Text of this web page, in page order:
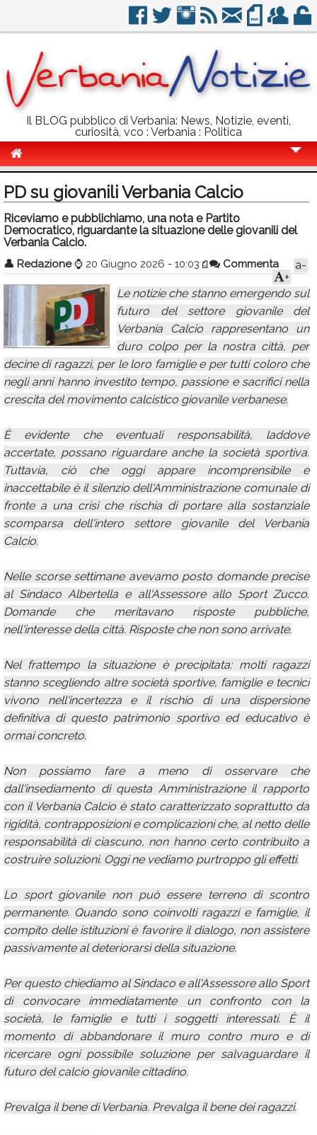
Il BLOG pubblico di Verbania: News, Notizie, eventi,
curiosità, vco : Verbania : Politica
Politica
Sport
Eventi
Info Utili
Rubriche
Calendario
Annunci
PD su giovanili Verbania Calcio
Riceviamo e pubblichiamo, una nota e Partito
Democratico, riguardante la situazione delle giovanili del
Verbania Calcio.
👤 Redazione ⌚ 20 Giugno 2026 - 10:03 Commenta
a-
+
Le notizie che stanno emergendo sul
futuro del settore giovanile del
Verbania Calcio rappresentano un
duro colpo per la nostra città, per
decine di ragazzi, per le loro famiglie e per tutti coloro che
negli anni hanno investito tempo, passione e sacrifici nella
crescita del movimento calcistico giovanile verbanese.
È evidente che eventuali responsabilità, laddove
accertate, possano riguardare anche la società sportiva.
Tuttavia, ciò che oggi appare incomprensibile e
inaccettabile è il silenzio dell'Amministrazione comunale di
fronte a una crisi che rischia di portare alla sostanziale
scomparsa dell'intero settore giovanile del Verbania
Calcio.
Nelle scorse settimane avevamo posto domande precise
al Sindaco Albertella e all'Assessore allo Sport Zucco.
Domande che meritavano risposte pubbliche,
nell'interesse della città. Risposte che non sono arrivate.
Nel frattempo la situazione è precipitata: molti ragazzi
stanno scegliendo altre società sportive, famiglie e tecnici
vivono nell'incertezza e il rischio di una dispersione
definitiva di questo patrimonio sportivo ed educativo è
ormai concreto.
Non possiamo fare a meno di osservare che
dall'insediamento di questa Amministrazione il rapporto
con il Verbania Calcio è stato caratterizzato soprattutto da
rigidità, contrapposizioni e complicazioni che, al netto delle
responsabilità di ciascuno, non hanno certo contribuito a
costruire soluzioni. Oggi ne vediamo purtroppo gli effetti.
Lo sport giovanile non può essere terreno di scontro
permanente. Quando sono coinvolti ragazzi e famiglie, il
compito delle istituzioni è favorire il dialogo, non assistere
passivamente al deteriorarsi della situazione.
Per questo chiediamo al Sindaco e all'Assessore allo Sport
di convocare immediatamente un confronto con la
società, le famiglie e tutti i soggetti interessati. È il
momento di abbandonare il muro contro muro e di
ricercare ogni possibile soluzione per salvaguardare il
futuro del calcio giovanile cittadino.
Prevalga il bene di Verbania. Prevalga il bene dei ragazzi.